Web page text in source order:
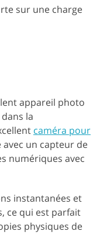
sur une charge
appareil photo
la
caméra pour
un capteur de
numériques avec
instantanées et
ce qui est parfait
physiques de